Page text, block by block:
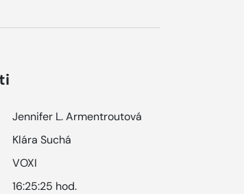
Jennifer L. Armentroutová
Klára Suchá
VOXI
16:25:25 hod.